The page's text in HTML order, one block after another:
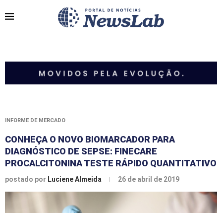
INFORME DE MERCADO
CONHEÇA O NOVO BIOMARCADOR PARA
DIAGNÓSTICO DE SEPSE: FINECARE
PROCALCITONINA TESTE RÁPIDO QUANTITATIVO
postado por Luciene Almeida 26 de abril de 2019